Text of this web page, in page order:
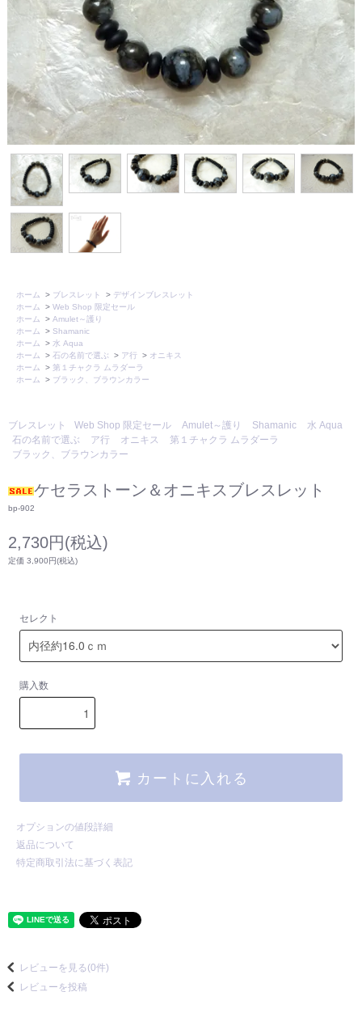
ホーム > ブレスレット > デザインブレスレット
ホーム
> Web Shop 限定セール
ホーム
> Amulet～護り
ホーム
> Shamanic
ホーム
> 水 Aqua
ホーム
> 石の名前で選ぶ > ア行 > オニキス
ホーム
> 第１チャクラ ムラダーラ
ホーム
> ブラック、ブラウンカラー
ブレスレット Web Shop 限定セール Amulet～護り Shamanic
水 Aqua
石の名前で選ぶ
ア行 オニキス
第１チャクラ ムラダーラ
ブラック、ブラウンカラー
ケセラストーン＆オニキスブレスレット
bp-902
2,730円(税込)
定価 3,900円(税込)
セレクト
購入数
カートに入れる
オプションの値段詳細
返品について
特定商取引法に基づく表記
レビューを見る(0件)
レビューを投稿